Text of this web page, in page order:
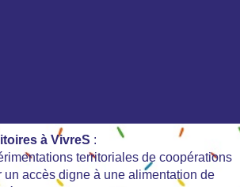
à VivreS :
territoriales de coopérations
un accès digne à une alimentation de